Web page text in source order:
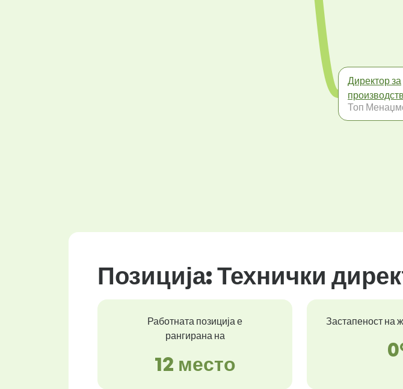
Директор за
Топ
Позиција: Технички
Работната позиција е
рангирана на
12 место
Застапеност на